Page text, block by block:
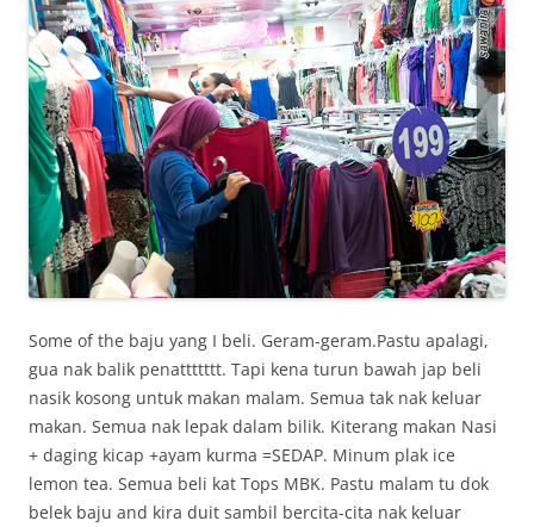
Some of the baju yang I beli. Geram-geram.Pastu apalagi,
gua nak balik penattttttt. Tapi kena turun bawah jap beli
nasik kosong untuk makan malam. Semua tak nak keluar
makan. Semua nak lepak dalam bilik. Kiterang makan Nasi
+ daging kicap +ayam kurma =SEDAP. Minum plak ice
lemon tea. Semua beli kat Tops MBK. Pastu malam tu dok
belek baju and kira duit sambil bercita-cita nak keluar